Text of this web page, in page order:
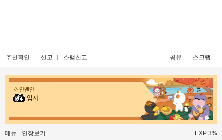
추천확인 신고 스팸신고 공유 스크랩
초 인벤인
입사
메뉴 인장보기 EXP 3%